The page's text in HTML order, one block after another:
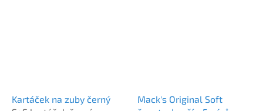
Kartáček na zuby černý
Mack's Original Soft